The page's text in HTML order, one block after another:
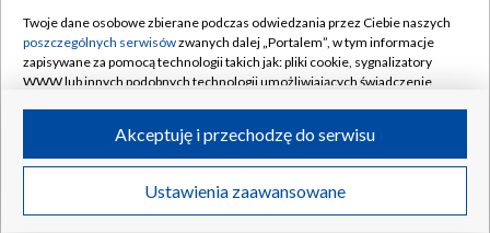
Rada Programowa
System NOS
Informacje o nadawcy
Program dla prasy
Ogłoszenie przetargowe
Kontakt
Kanały
©2026 Telewizja Polska S.A. w likwidacji
Twoje dane osobowe zbierane podczas odwiedzania przez Ciebie naszych
poszczególnych serwisówzwanych dalej „Portalem”, w tym informacje
zapisywane za pomocą technologii takich jak: pliki cookie, sygnalizatory
WWW lub innych podobnych technologii umożliwiających świadczenie
ruchu w Internecie.
Twoje dane osobowe zbierane podczas odwiedzania przez Ciebie
poszczególnych serwisówna Portalu, takie jak adresy IP, identyfikatory
Ustawienia zaawansowane
Akceptuję i przechodzę do serwisu